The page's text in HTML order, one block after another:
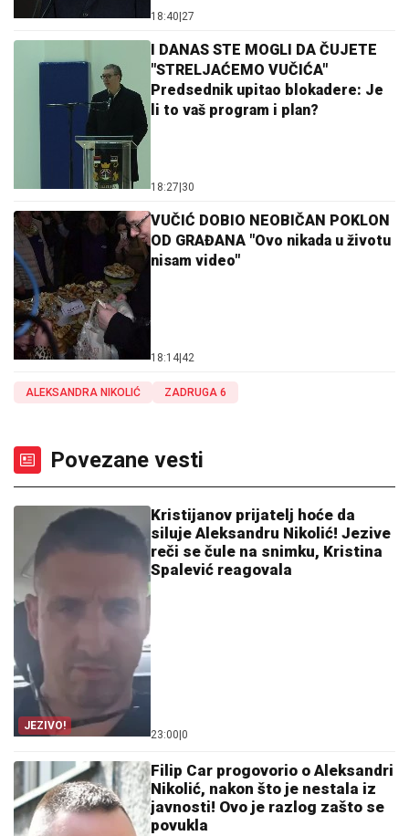
18:40 27
I DANAS STE MOGLI DA ČUJETE
"STRELJAĆEMO VUČIĆA"
Predsednik upitao blokadere: Je
li to vaš program i plan?
18:27 30
VUČIĆ DOBIO NEOBIČAN POKLON
OD GRAĐANA "Ovo nikada u životu
nisam video"
18:14 42
ALEKSANDRA NIKOLIĆ ZADRUGA 6
Povezane vesti
JEZIVO!
Kristijanov prijatelj hoće da
siluje Aleksandru Nikolić! Jezive
reči se čule na snimku, Kristina
Spalević reagovala
23:00 0
Filip Car progovorio o Aleksandri
Nikolić, nakon što je nestala iz
javnosti! Ovo je razlog zašto se
povukla